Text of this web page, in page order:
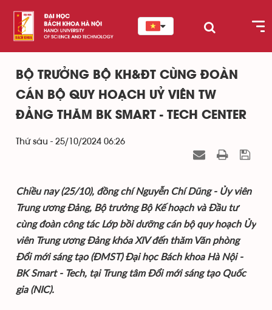
BỘ TRƯỞNG BỘ KH&ĐT CÙNG ĐOÀN
CÁN BỘ QUY HOẠCH UỶ VIÊN TW
ĐẢNG THĂM BK SMART - TECH CENTER
Thứ sáu - 25/10/2024 06:26
Chiều nay (25/10), đồng chí Nguyễn Chí Dũng - Ủy viên
Trung ương Đảng, Bộ trưởng Bộ Kế hoạch và Đầu tư
cùng đoàn công tác Lớp bồi dưỡng cán bộ quy hoạch Ủy
viên Trung ương Đảng khóa XIV đến thăm Văn phòng
Đổi mới sáng tạo (ĐMST) Đại học Bách khoa Hà Nội -
BK Smart - Tech, tại Trung tâm Đổi mới sáng tạo Quốc
gia (NIC).